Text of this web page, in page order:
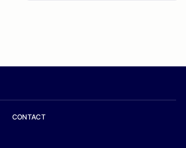
CONTACT